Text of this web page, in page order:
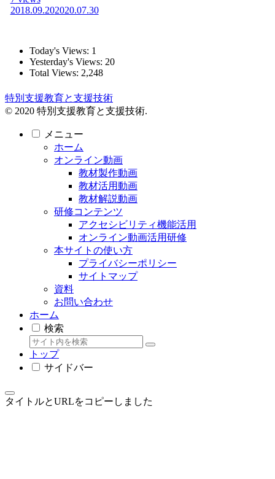
2018.09.202020.07.30
Today's Views: 1
Yesterday's Views: 20
Total Views: 2,248
特別支援教育と支援技術
© 2020 特別支援教育と支援技術.
メニュー
ホーム
オンライン動画
教材製作動画
教材活用動画
教材解説動画
研修コンテンツ
アクセシビリティ機能活用
オンライン動画活用研修
本サイトの使い方
プライバシーポリシー
サイトマップ
資料
お問い合わせ
ホーム
検索
トップ
サイドバー
タイトルとURLをコピーしました